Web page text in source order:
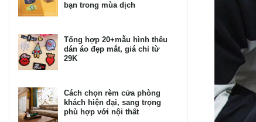
bạn trong mùa dịch
Tổng hợp 20+mẫu hình thêu
dán áo đẹp mắt, giá chỉ từ
29K
Cách chọn rèm cửa phòng
khách hiện đại, sang trọng
phù hợp với nội thất